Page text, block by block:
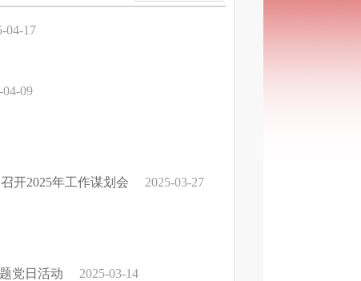
04-17
04-09
开2025年工作谋划会 2025-03-27
党日活动 2025-03-14